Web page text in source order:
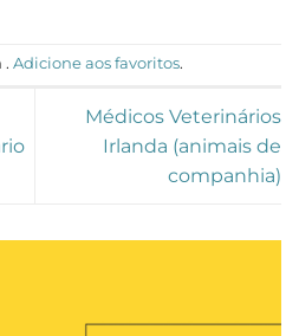
. Adicione aos favoritos.
Médicos Veterinários
Irlanda (animais de
companhia)